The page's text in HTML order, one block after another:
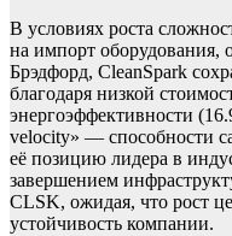
В условиях роста
на импорт оборудования,
Брэдфорд, CleanSpark
благодаря низкой
энергоэффективности
velocity» — способности
её позицию лидера в
завершением
CLSK, ожидая, что рост
устойчивость компании.